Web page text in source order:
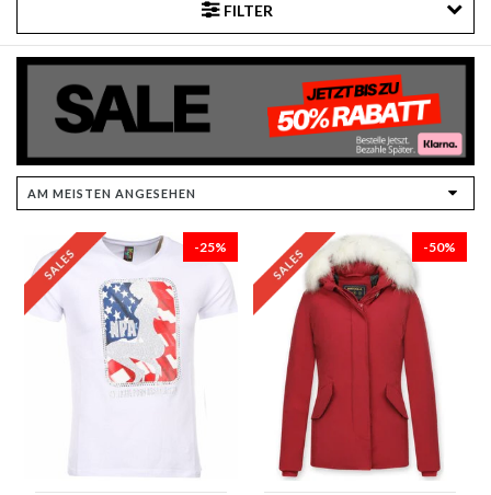
FILTER
-25% -50%